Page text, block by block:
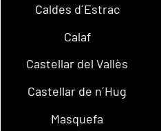
Caldes d´Estrac
Calaf
Castellar del Vallès
Castellar de n´Hug
Masquefa